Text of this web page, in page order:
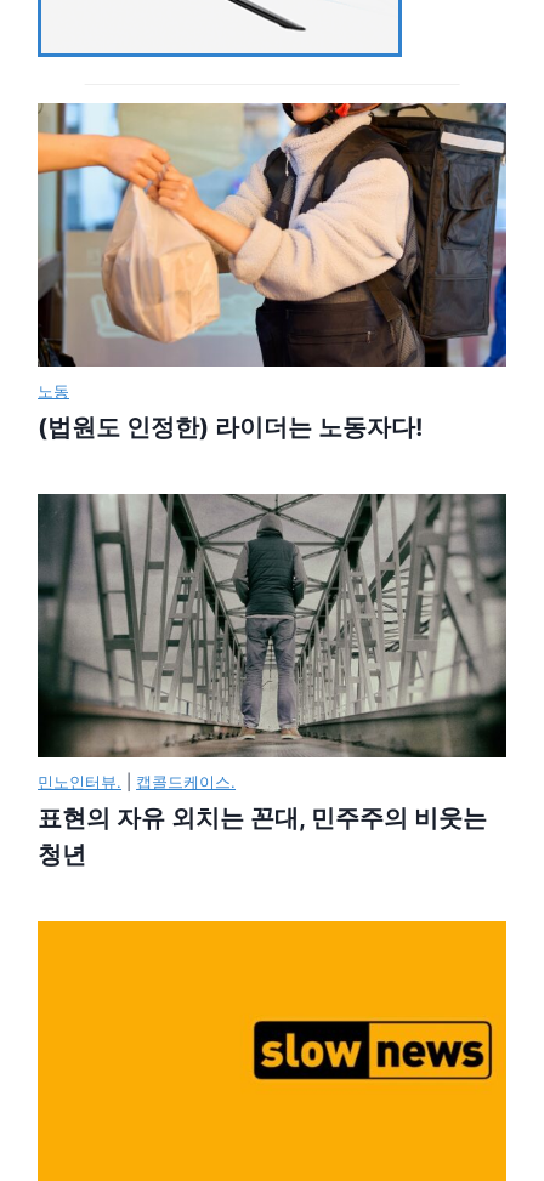
노동
(법원도 인정한) 라이더는 노동자다!
민노인터뷰. 캡콜드케이스.
표현의 자유 외치는 꼰대, 민주주의 비웃는
청년